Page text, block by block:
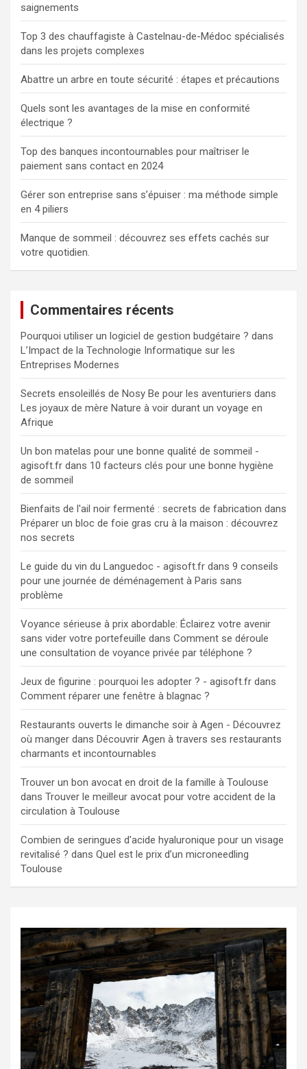
saignements
Top 3 des chauffagiste à Castelnau-de-Médoc spécialisés
dans les projets complexes
Abattre un arbre en toute sécurité : étapes et précautions
Quels sont les avantages de la mise en conformité
électrique ?
Top des banques incontournables pour maîtriser le
paiement sans contact en 2024
Gérer son entreprise sans s’épuiser : ma méthode simple
en 4 piliers
Manque de sommeil : découvrez ses effets cachés sur
votre quotidien.
Commentaires récents
Pourquoi utiliser un logiciel de gestion budgétaire ? dans
L’Impact de la Technologie Informatique sur les
Entreprises Modernes
Secrets ensoleillés de Nosy Be pour les aventuriers dans
Les joyaux de mère Nature à voir durant un voyage en
Afrique
Un bon matelas pour une bonne qualité de sommeil -
agisoft.fr dans 10 facteurs clés pour une bonne hygiène
de sommeil
Bienfaits de l'ail noir fermenté : secrets de fabrication dans
Préparer un bloc de foie gras cru à la maison : découvrez
nos secrets
Le guide du vin du Languedoc - agisoft.fr dans 9 conseils
pour une journée de déménagement à Paris sans
problème
Voyance sérieuse à prix abordable: Éclairez votre avenir
sans vider votre portefeuille dans Comment se déroule
une consultation de voyance privée par téléphone ?
Jeux de figurine : pourquoi les adopter ? - agisoft.fr dans
Comment réparer une fenêtre à blagnac ?
Restaurants ouverts le dimanche soir à Agen - Découvrez
où manger dans Découvrir Agen à travers ses restaurants
charmants et incontournables
Trouver un bon avocat en droit de la famille à Toulouse
dans Trouver le meilleur avocat pour votre accident de la
circulation à Toulouse
Combien de seringues d'acide hyaluronique pour un visage
revitalisé ? dans Quel est le prix d’un microneedling
Toulouse